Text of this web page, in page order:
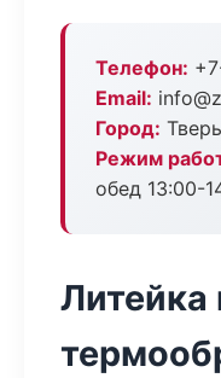
Телефон:
Email:
Город: Тверь
Режим
обед 13:00-
Литейка